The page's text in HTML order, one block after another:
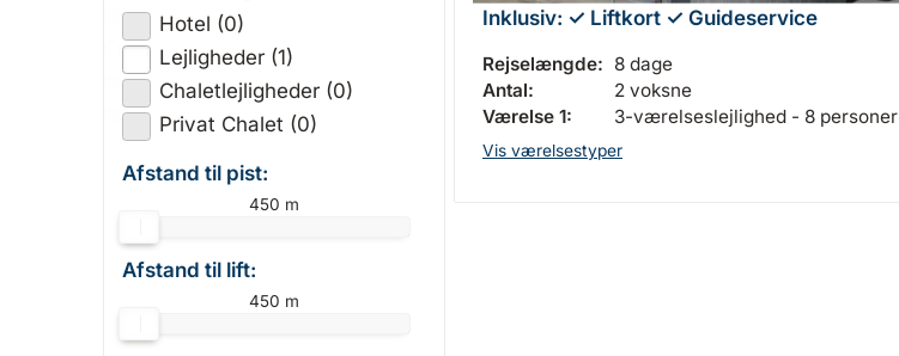
Hotel (0)
Lejligheder (1)
Chaletlejligheder (0)
Privat Chalet (0)
Afstand til pist:
450 m
Afstand til lift:
450 m
Inklusiv: ✓ Liftkort ✓ Guideservice
Rejselængde: 8 dage
Antal:
2 voksne
Værelse 1:
3-værelseslejlighed - 8 personer
Vis værelsestyper